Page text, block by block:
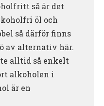
så är det
öl och
så därför finns
av alternativ här.
alltid så enkelt
alkoholen i
är en